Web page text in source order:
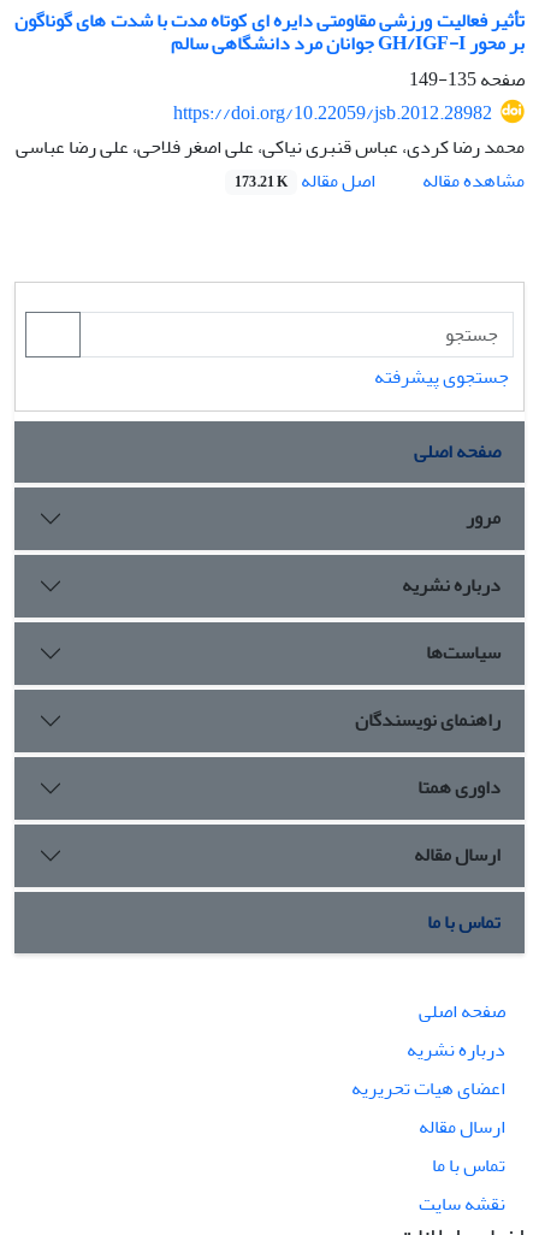
تأثیر فعالیت ورزشی مقاومتی دایره ای کوتاه مدت با شدت های گوناگون
بر محور GH/IGF-I جوانان مرد دانشگاهی سالم
صفحه135-149
https://doi.org/10.22059/jsb.2012.28982
محمد رضا کردی، عباس قنبری نیاکی، علی اصغر فلاحی، علی رضا عباسی
مشاهده مقاله
اصل مقاله 173.21 K
جستجوی پیشرفته
صفحه اصلی
مرور
درباره نشریه
سیاست‌ها
راهنمای نویسندگان
داوری همتا
ارسال مقاله
تماس با ما
صفحه اصلی
درباره نشریه
اعضای هیات تحریریه
ارسال مقاله
تماس با ما
نقشه سایت